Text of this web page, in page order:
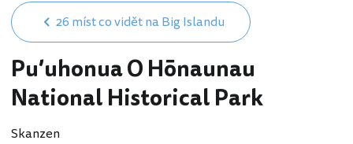
26 míst co vidět na Big Islandu
Pu’uhonua O Hōnaunau
National Historical Park
Skanzen